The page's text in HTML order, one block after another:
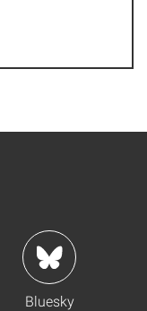
Bluesky